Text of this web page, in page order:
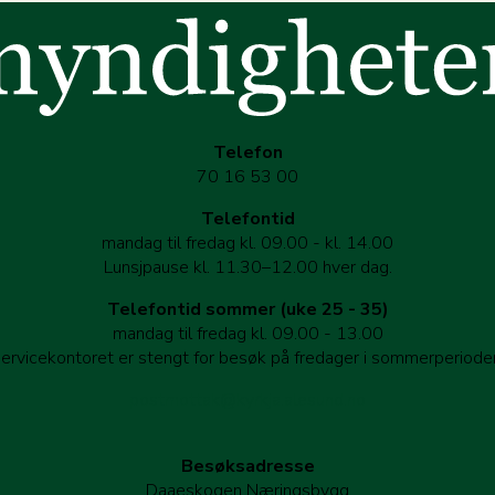
Telefon
70 16 53 00
Telefontid
mandag til fredag kl. 09.00 - kl. 14.00
Lunsjpause kl. 11.30–12.00 hver dag.
Telefontid sommer (uke 25 - 35)
mandag til fredag kl. 09.00 - 13.00
er stengt for besøk på fredager i
Besøksadresse